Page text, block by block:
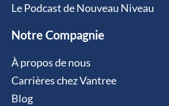
Le Podcast de Nouveau Niveau
Notre Compagnie
À propos de nous
Carrières chez Vantree
Blog